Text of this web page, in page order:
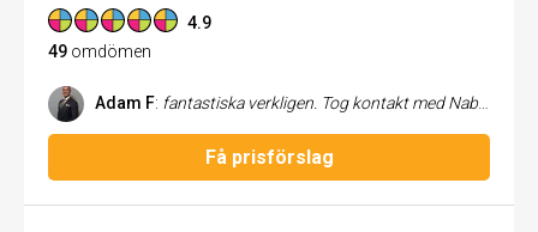
4.9
49 omdömen
Adam F: fantastiska verkligen. Tog kontakt med Nabil för att få hjälp med att måla om min nyköpta lägenhet samt spackla diverse väggar. Är supernöjd. Enkla,snabba med fantastisk service. rekommenderas starkt. Tack Nabil! /Adam Farhoumand
Få prisförslag